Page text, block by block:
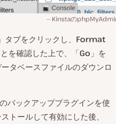
Kinstaの
」タブをクリックし、 Format
を確認した上で、「Go 」を
タベースファイルのダウンロ
バックアッププラグインを使
トールして有効にした後、